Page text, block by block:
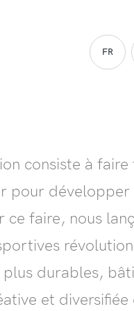
FR
consiste à
pour
ce faire, nous
durables,
et diversifiée